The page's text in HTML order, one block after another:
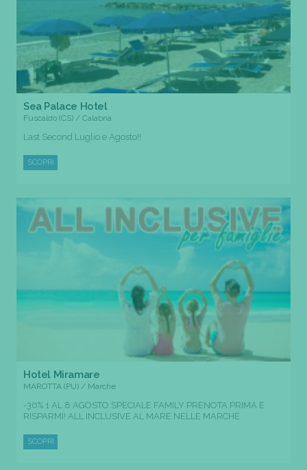
Sea Palace Hotel
Fuscaldo (CS) / Calabria
Last Second Luglio e Agosto!!
SCOPRI
Hotel Miramare
MAROTTA (PU) / Marche
-30% 1 AL 8 AGOSTO SPECIALE FAMILY PRENOTA PRIMA E
RISPARMI! ALL INCLUSIVE AL MARE NELLE MARCHE
SCOPRI